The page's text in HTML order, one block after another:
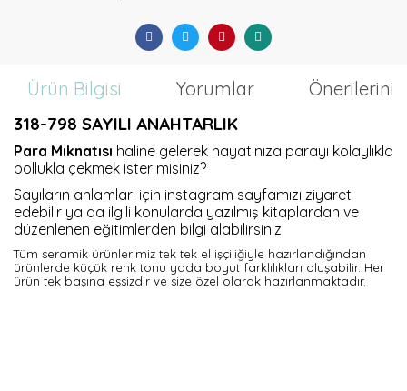
Ürün Bilgisi Yorumlar Önerileriniz
318-798 SAYILI ANAHTARLIK
Para Mıknatısı haline gelerek hayatınıza parayı kolaylıkla
bollukla çekmek ister misiniz?
Sayıların anlamları için instagram sayfamızı ziyaret
edebilir ya da ilgili konularda yazılmış kitaplardan ve
düzenlenen eğitimlerden bilgi alabilirsiniz.
Tüm seramik ürünlerimiz tek tek el işçiliğiyle hazırlandığından
ürünlerde küçük renk tonu yada boyut farklılıkları oluşabilir. Her
ürün tek başına eşsizdir ve size özel olarak hazırlanmaktadır.